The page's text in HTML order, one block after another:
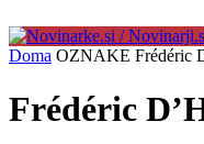
Doma OZNAKE Frédéric
Frédéric